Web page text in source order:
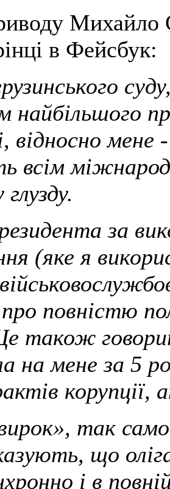
Михайло
в Фейсбук:
найбільшого
відносно
всім
за
(яке я
повністю
також
на мене за 5
корупції,
так
що
і в